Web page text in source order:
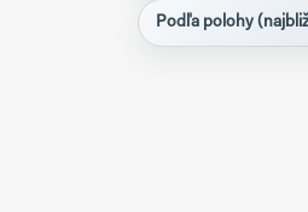
Podľa polohy